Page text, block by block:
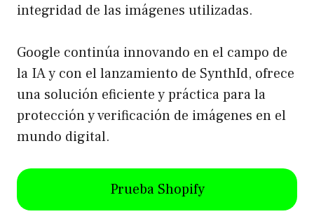
integridad de las imágenes utilizadas.
Google continúa innovando en el campo de
la IA y con el lanzamiento de SynthId, ofrece
una solución eficiente y práctica para la
protección y verificación de imágenes en el
mundo digital.
Prueba Shopify